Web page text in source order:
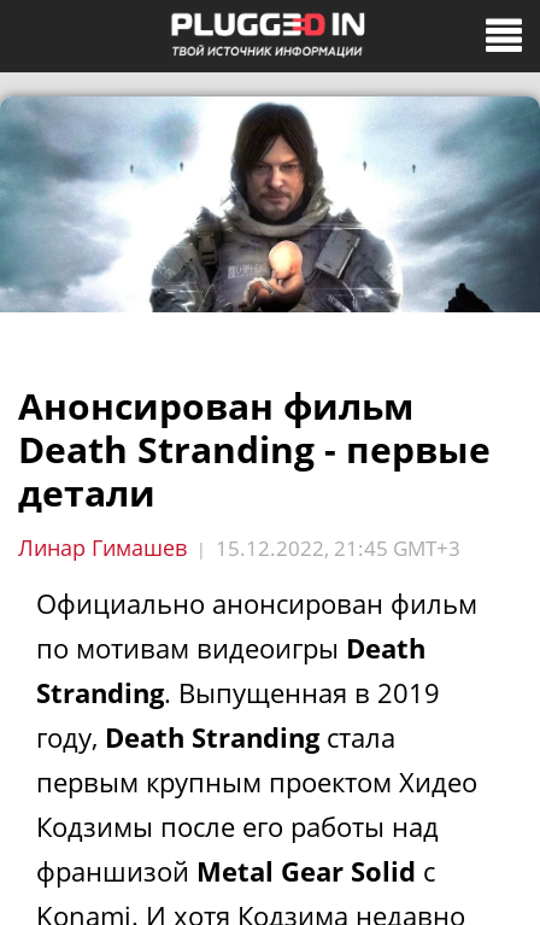
Анонсирован фильм
Death Stranding - первые
детали
Линар Гимашев | 15.12.2022, 21:45 GMT+3
Официально анонсирован фильм
по мотивам видеоигры Death
Stranding. Выпущенная в 2019
году, Death Strandingстала
первым крупным проектом Хидео
Кодзимы после его работы над
франшизой Metal Gear Solid с
Konami. И хотя Кодзима недавно